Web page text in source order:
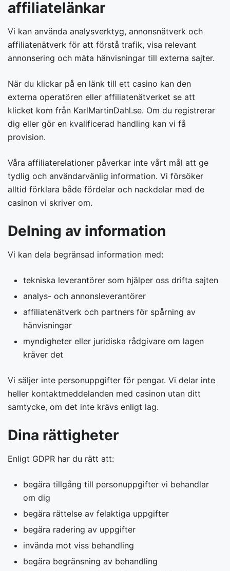
affiliatelänkar
Vi kan använda analysverktyg, annonsnätverk och
affiliatenätverk för att förstå trafik, visa relevant
annonsering och mäta hänvisningar till externa sajter.
När du klickar på en länk till ett casino kan den
externa operatören eller affiliatenätverket se att
klicket kom från KarlMartinDahl.se. Om du registrerar
dig eller gör en kvalificerad handling kan vi få
provision.
Våra affiliaterelationer påverkar inte vårt mål att ge
tydlig och användarvänlig information. Vi försöker
alltid förklara både fördelar och nackdelar med de
casinon vi skriver om.
Delning av information
Vi kan dela begränsad information med:
tekniska leverantörer som hjälper oss drifta sajten
analys- och annonsleverantörer
affiliatenätverk och partners för spårning av
hänvisningar
myndigheter eller juridiska rådgivare om lagen
kräver det
Vi säljer inte personuppgifter för pengar. Vi delar inte
heller kontaktmeddelanden med casinon utan ditt
samtycke, om det inte krävs enligt lag.
Dina rättigheter
Enligt GDPR har du rätt att:
begära tillgång till personuppgifter vi behandlar
om dig
begära rättelse av felaktiga uppgifter
begära radering av uppgifter
invända mot viss behandling
begära begränsning av behandling